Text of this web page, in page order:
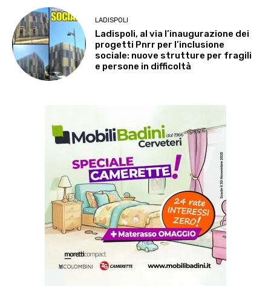
LADISPOLI
Ladispoli, al via l’inaugurazione dei
progetti Pnrr per l’inclusione
sociale: nuove strutture per fragili
e persone in difficoltà